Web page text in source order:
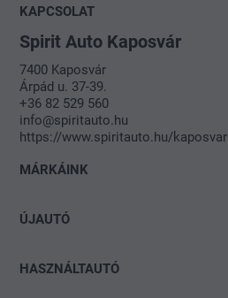
KAPCSOLAT
Spirit Auto Kaposvár
7400 Kaposvár
Árpád u. 37-39.
+36 82 529 560
info@spiritauto.hu
https://www.spiritauto.hu/kaposvar
MÁRKÁINK
Audi
ÚJAUTÓ
Ajánlatok és akciók
HASZNÁLTAUTÓ